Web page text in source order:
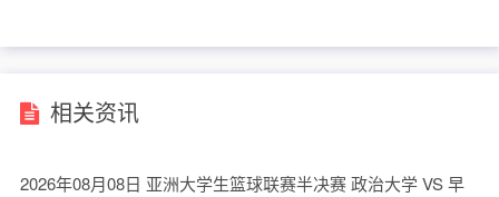
相关资讯
2026年08月08日 亚洲大学生篮球联赛半决赛 政治大学 VS 早